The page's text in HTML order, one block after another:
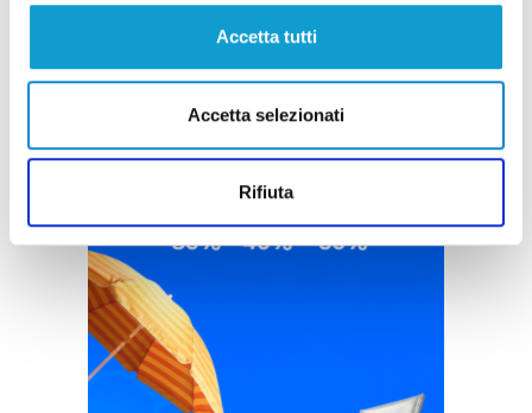
Accetta tutti
Accetta selezionati
Rifiuta